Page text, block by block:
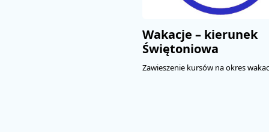
Wakacje – kierunek
Świętoniowa
Zawieszenie kursów na okres